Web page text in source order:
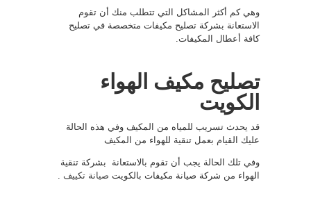
وهي كم أكثر المشاكل التي تتطلب منك أن تقوم
الاستعانة بشركة تصليح مكيفات متخصصة في تصليح
كافة أعطال المكيفات.
تصليح مكيف الهواء
الكويت
قد يحدث تسريب للمياه من المكيف وفي هذه الحالة
عليك القيام بعمل تنقية للهواء من المكيف
وفي تلك الحالة يجب أن تقوم بالاستعانة بشركة تنقية
الهواء من شركة صيانة مكيفات بالكويت صيانة تكييف